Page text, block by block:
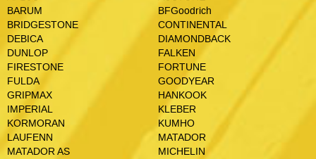
BARUM
BFGoodrich
BRIDGESTONE
CONTINENTAL
DEBICA
DIAMONDBACK
DUNLOP
FALKEN
FIRESTONE
FORTUNE
FULDA
GOODYEAR
GRIPMAX
HANKOOK
IMPERIAL
KLEBER
KORMORAN
KUMHO
LAUFENN
MATADOR
MATADOR AS
MICHELIN